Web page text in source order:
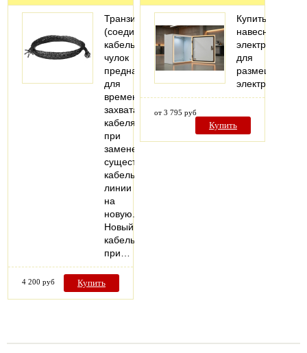
Транзитный
(соединительный)
кабельный
чулок
предназначен
для
временного
захвата
кабеля
при
замене
существующей
кабельной
линии
на
новую.
Новый
кабель
при…
4 200 руб Купить
Купить
навесной
электрошкаф
для
размещения
от 3 795 руб
Купить